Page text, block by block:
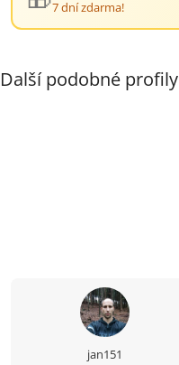
7 dní zdarma!
Další podobné profily
jan151